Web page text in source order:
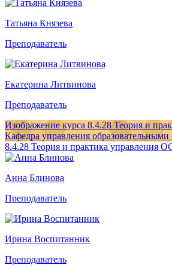
Татьяна Князева
Преподаватель
Екатерина Литвинова
Преподаватель
Изображение курса 8.4.28 Теория и
Кафедра управления образовательными
8.4.28 Теория и практика управления
Анна Блинова
Преподаватель
Ирина Воспитанник
Преподаватель